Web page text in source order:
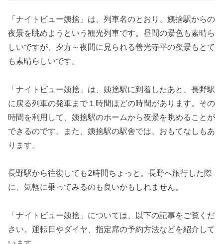
「ナイトビュー姨捨」は、列車名のとおり、姨捨駅からの
夜景を眺めようという観光列車です。昼間の景色も素晴ら
しいですが、夕方～夜間に見られる善光寺平の夜景もとて
も素晴らしいです。
「ナイトビュー姨捨」は、姨捨駅に到着したあと、長野駅
に戻る列車の発車まで１時間ほどの時間があります。その
時間を利用して、姨捨駅のホームから夜景を眺めることが
できるのです。また、姨捨駅の駅舎では、おもてなしもあ
ります。
長野駅から往復しても2時間ちょっと。長野へ旅行した際
に、気軽に乗ってみるのも良いかもしれません。
「ナイトビュー姨捨」については、以下の記事をご覧くだ
さい。運転日やダイヤ、指定席の予約方法などを紹介して